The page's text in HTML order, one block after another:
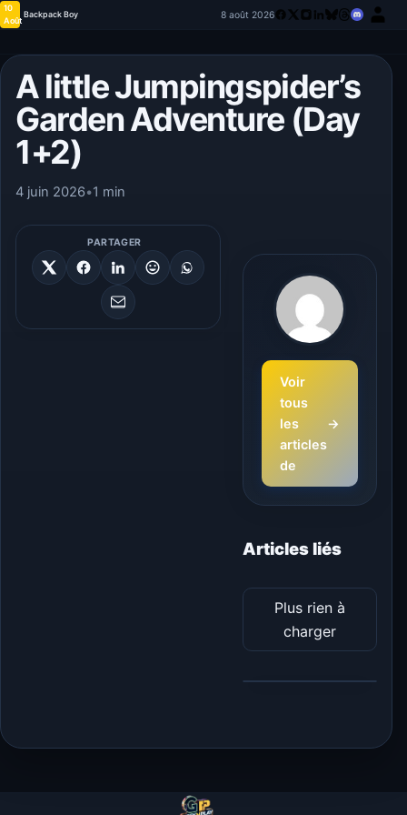
10
Août
Backpack Boy 8 août 2026
A little Jumpingspider’s
Garden Adventure (Day
1+2)
4 juin 2026•1 min
PARTAGER
Voir
tous
les
articles
de
→
Articles liés
Plus rien à
charger